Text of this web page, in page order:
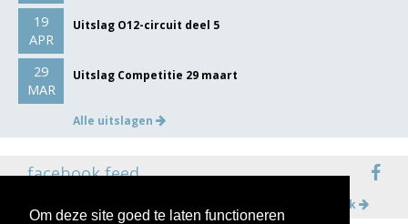
Om deze site goed te laten functioneren
19
APR
Uitslag O12-circuit deel 5
29
MAR
Uitslag Competitie 29 maart
Alle uitslagen
facebook feed
Meer op facebook